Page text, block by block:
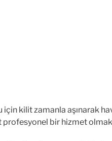
kilit zamanla aşınarak
profesyonel bir hizmet